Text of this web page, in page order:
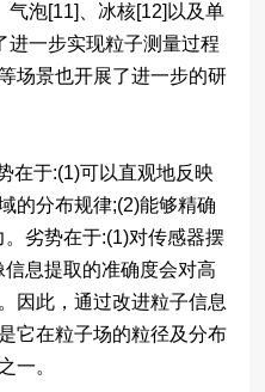
气泡[11]、冰核[12]以及单
进一步实现粒子测量过程
场景也开展了进一步的研
在于:(1)可以直观地反映
的分布规律;(2)能够精确
劣势在于:(1)对传感器摆
息提取的准确度会对高
因此，通过改进粒子信息
它在粒子场的粒径及分布
一。